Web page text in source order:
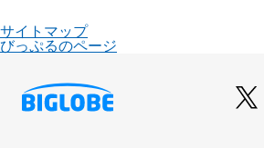
サイトマップ
びっぷるのページ